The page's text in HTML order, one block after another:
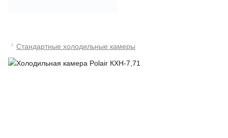
Стандартные холодильные камеры